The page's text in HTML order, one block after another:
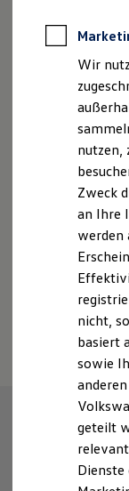
Anpfiff
ID.
Laden
Batterie
Kosten
E-
ID.
Wir
nutzen,
Zweck
an Ihre
werden
nicht,
basiert
sowie
geteilt